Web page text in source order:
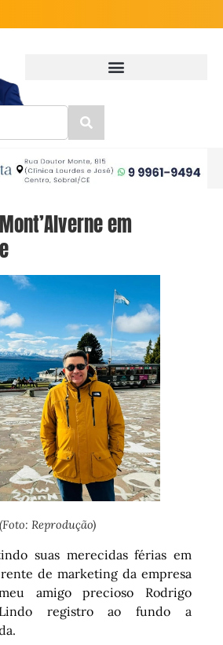
em
(Foto: Reprodução)
suas merecidas férias em
de marketing da empresa
amigo precioso Rodrigo
Lindo registro ao fundo a